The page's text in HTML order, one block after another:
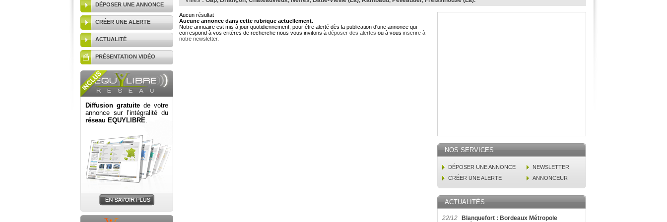
DÉPOSER UNE ANNONCE
CRÉER UNE ALERTE
ACTUALITÉ
PRÉSENTATION VIDÉO
Diffusion gratuite de votre
annonce sur l’intégralité du
réseau EQUYLIBRE.
Aucun résultat
Aucune annonce dans cette rubrique actuellement.
Notre annuaire est mis à jour quotidiennement, pour être alerté dès la publication d'une annonce qui
correspond à vos critères de recherche nous vous invitons à déposer des alertes ou à vous inscrire à
notre newsletter.
NOS SERVICES
DÉPOSER UNE ANNONCE
NEWSLETTER
CRÉER UNE ALERTE
ANNONCEUR
ACTUALITÉS
22/12
Blanquefort : Bordeaux Métropole